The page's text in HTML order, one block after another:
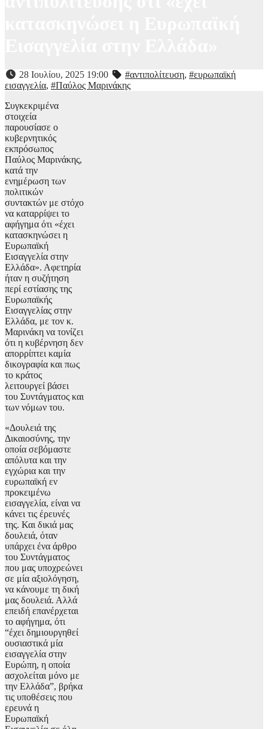
28 Ιουλίου, 2025 19:00 #αντιπολίτευση, #ευρωπαϊκή
εισαγγελία, #Παύλος Μαρινάκης
Συγκεκριμένα
στοιχεία
παρουσίασε ο
κυβερνητικός
εκπρόσωπος
Παύλος Μαρινάκης,
κατά την
ενημέρωση των
πολιτικών
συντακτών με στόχο
να καταρρίψει το
αφήγημα ότι «έχει
κατασκηνώσει η
Ευρωπαϊκή
Εισαγγελία στην
Ελλάδα». Αφετηρία
ήταν η συζήτηση
περί εστίασης της
Ευρωπαϊκής
Εισαγγελίας στην
Ελλάδα, με τον κ.
Μαρινάκη να τονίζει
ότι η κυβέρνηση δεν
απορρίπτει καμία
δικογραφία και πως
το κράτος
λειτουργεί βάσει
του Συντάγματος και
των νόμων του.
«Δουλειά της
Δικαιοσύνης, την
οποία σεβόμαστε
απόλυτα και την
εγχώρια και την
ευρωπαϊκή εν
προκειμένω
εισαγγελία, είναι να
κάνει τις έρευνές
της. Και δικιά μας
δουλειά, όταν
υπάρχει ένα άρθρο
του Συντάγματος
που μας υποχρεώνει
σε μία αξιολόγηση,
να κάνουμε τη δική
μας δουλειά. Αλλά
επειδή επανέρχεται
το αφήγημα, ότι
“έχει δημιουργηθεί
ουσιαστικά μία
εισαγγελία στην
Ευρώπη, η οποία
ασχολείται μόνο με
την Ελλάδα”, βρήκα
τις υποθέσεις που
ερευνά η
Ευρωπαϊκή